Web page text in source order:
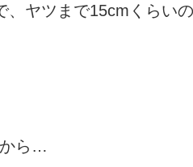
、ヤツまで15cmくらい
ら…